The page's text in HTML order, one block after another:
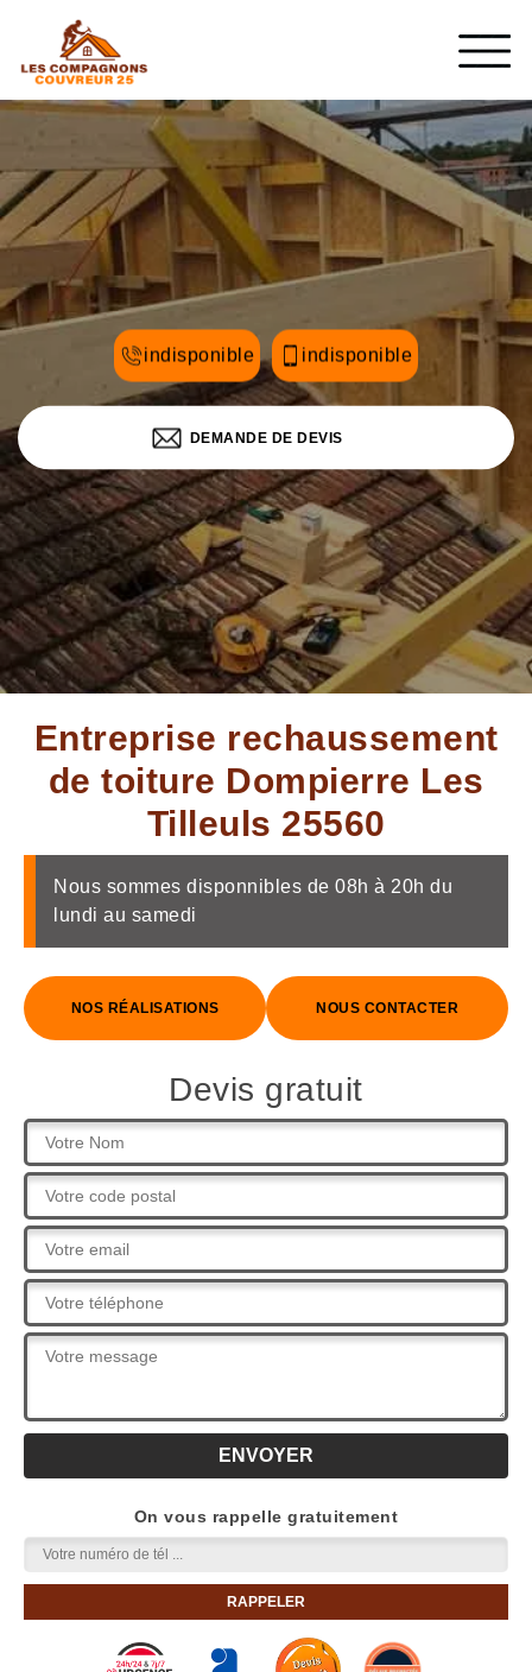
indisponible indisponible
DEMANDE DE DEVIS
Entreprise rechaussement
de toiture Dompierre Les
Tilleuls 25560
Nous sommes disponnibles de 08h à 20h du
lundi au samedi
NOS RÉALISATIONS NOUS CONTACTER
Devis gratuit
On vous rappelle gratuitement